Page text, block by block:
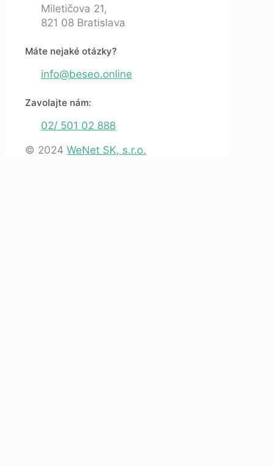
Miletičova 21,
821 08 Bratislava
Máte nejaké otázky?
info@beseo.online
Zavolajte nám:
02/ 501 02 888
© 2024 WeNet SK, s.r.o.